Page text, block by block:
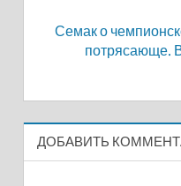
Семак о
потрясающе.
ДОБАВИТЬ